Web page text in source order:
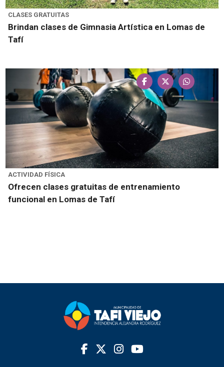
CLASES GRATUITAS
Brindan clases de Gimnasia Artística en Lomas de
Tafí
ACTIVIDAD FÍSICA
Ofrecen clases gratuitas de entrenamiento
funcional en Lomas de Tafí